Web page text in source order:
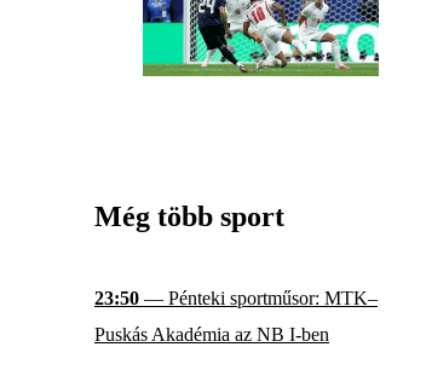
Még több sport
23:50 — Pénteki sportműsor: MTK–
Puskás Akadémia az NB I-ben